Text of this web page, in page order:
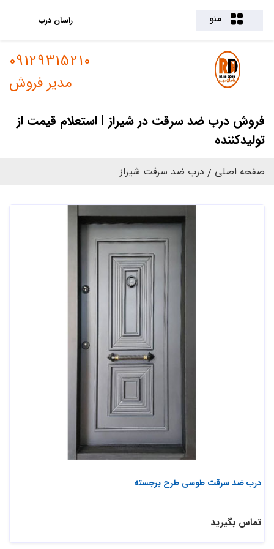
منو راسان درب
فروش درب ضد سرقت در شیراز | استعلام قیمت از
تولیدکننده
09129315210
مدیر فروش
صفحه اصلی درب ضد سرقت شیراز
درب ضد سرقت طوسی طرح برجسته
تماس بگیرید